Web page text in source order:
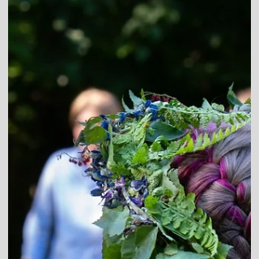
huvudbyggnaden. Mat förbokas senast 18
februari. Lorpan längtar är en
kärleksförklaring till leken. Lyckan i att
hitta en vän, som leker på samma villkor.
Förskolan Lustträdgården och Åh Stifts-
och konferensgård bjuder i samarbete med
Sensus studieförbund in till teater för hela
familjen! Kontakt: Daniel Petrén, musiker
daniel.petren@ahsti